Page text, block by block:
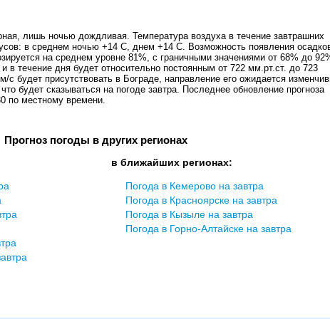
лишь ночью дождливая. Температура воздуха в течение завтрашних
в среднем ночью +14 С, днем +14 С. Возможность появления
на среднем уровне 81%, с граничными значениями от 68% до
течение дня будет относительно постоянным от 722 мм.рт.ст. до 723
будет присутствовать в Бограде, направление его ожидается
будет сказываться на погоде завтра. Последнее обновление прогноза
по местному времени.
Прогноз погоды в других регионах
в ближайших регионах:
Погода в Кемеровo на завтра
Погода в Красноярске на завтра
Погода в Кызыле на завтра
Погода в Горно-Алтайске на завтра